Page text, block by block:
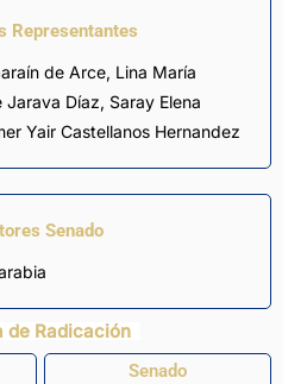
Representantes
de Arce, Lina María
Jarava Díaz, Saray Elena
Yair Castellanos Hernandez
Senado
de Radicación
Senado